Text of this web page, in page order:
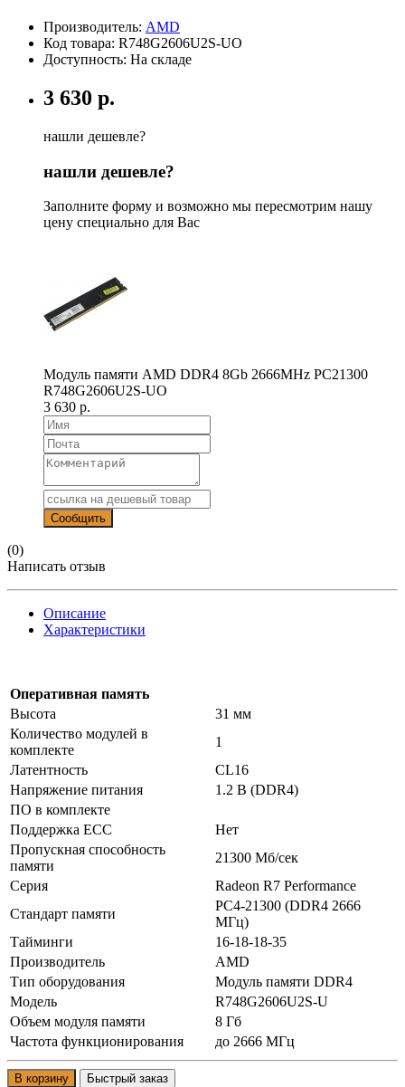
Производитель: AMD
Код товара: R748G2606U2S-UO
Доступность: На складе
3 630 р.
нашли дешевле?
нашли дешевле?
Заполните форму и возможно мы пересмотрим нашу
цену специально для Вас
Модуль памяти AMD DDR4 8Gb 2666MHz PC21300
R748G2606U2S-UO
3 630 р.
(0)
Написать отзыв
Описание
Характеристики
Оперативная память
Высота
31 мм
Количество модулей в
комплекте
1
Латентность
CL16
Напряжение питания
1.2 В (DDR4)
ПО в комплекте
Поддержка ECC
Нет
Пропускная способность
памяти
21300 Мб/сек
Серия
Radeon R7 Performance
Стандарт памяти
PC4-21300 (DDR4 2666
МГц)
Тайминги
16-18-18-35
Производитель
AMD
Тип оборудования
Модуль памяти DDR4
Модель
R748G2606U2S-U
Объем модуля памяти
8 Гб
Частота функционирования
до 2666 МГц
В корзину